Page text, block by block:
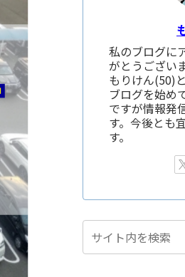
私のブログに
がとうござい
もりけん(50)
ブログを始め
ですが情報発
す。今後とも
す。